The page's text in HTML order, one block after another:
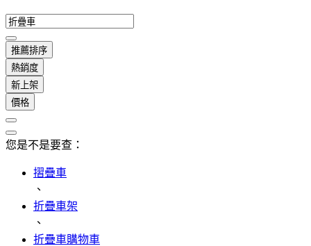
推薦排序
熱銷度
新上架
價格
您是不是要查：
摺疊車
、
折疊車架
、
折疊車購物車